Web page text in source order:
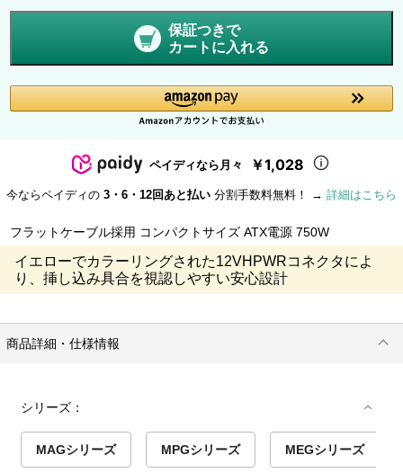
保証つきで
カートに入れる
ペイディなら月々 ￥1,028
今ならペイディの 3・6・12回あと払い 分割手数料無料！ → 詳細はこちら
フラットケーブル採用 コンパクトサイズ ATX電源 750W
イエローでカラーリングされた12VHPWRコネクタによ
り、挿し込み具合を視認しやすい安心設計
商品詳細・仕様情報
シリーズ：
MAGシリーズ MPGシリーズ MEGシリーズ